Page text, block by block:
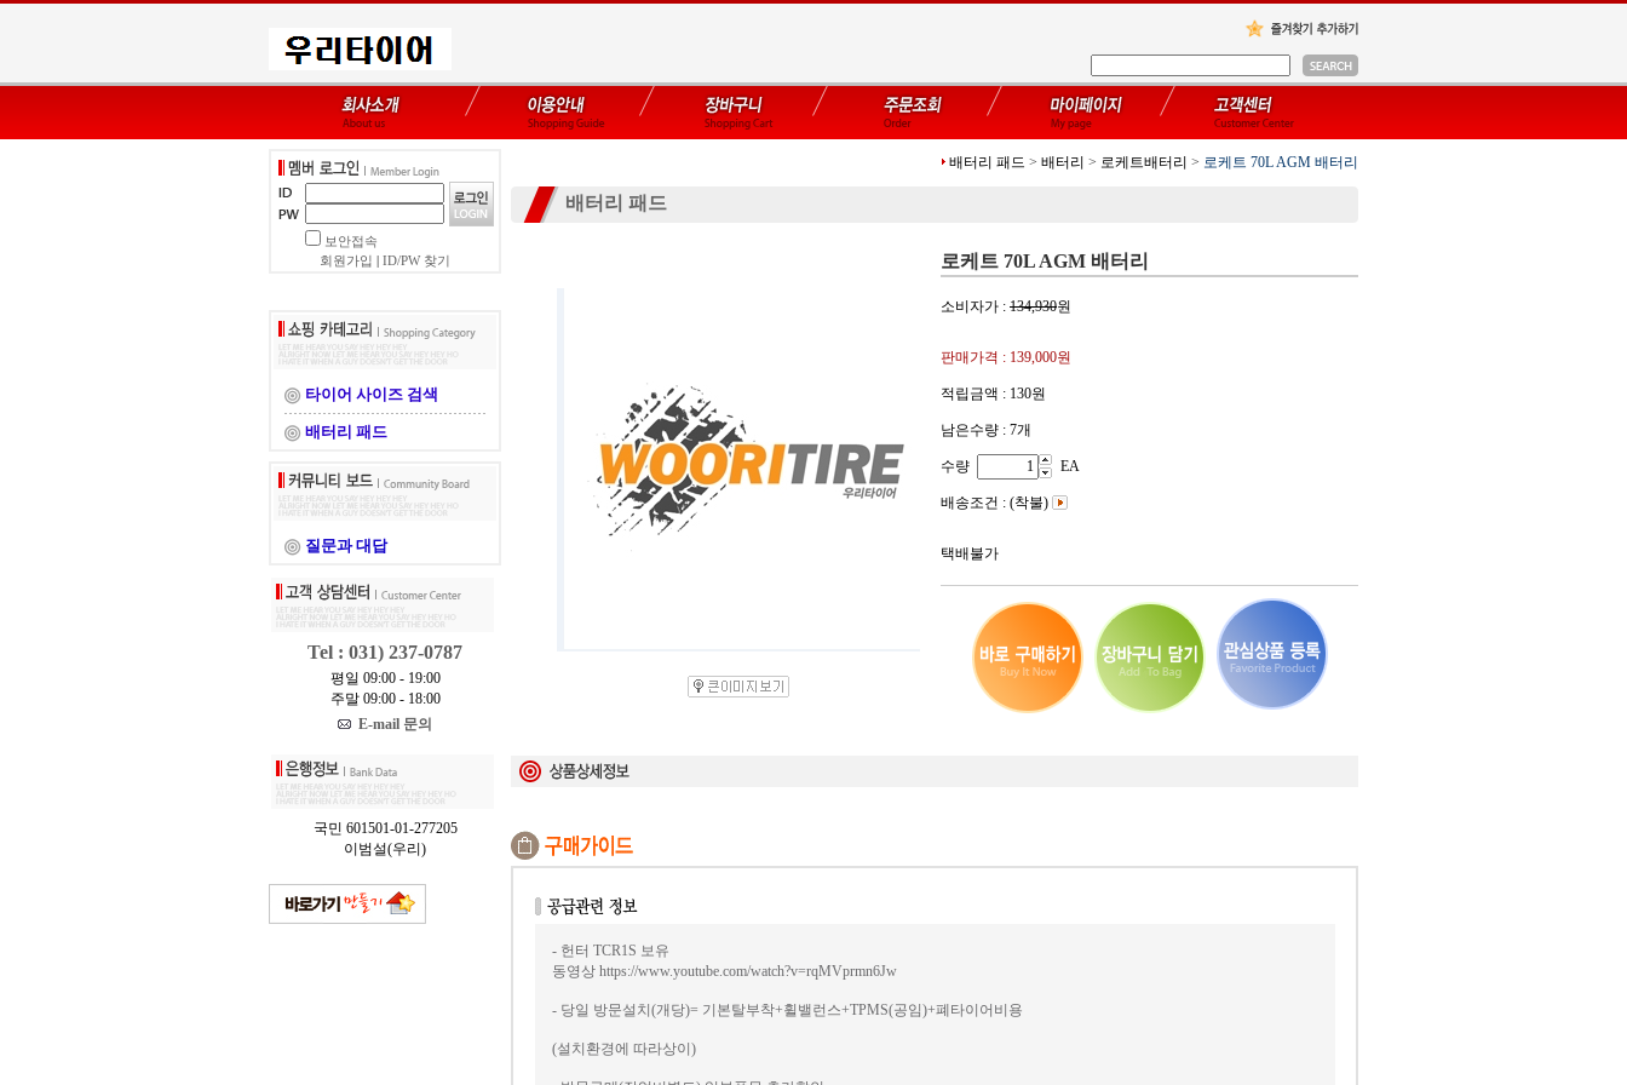
보안접속
회원가입
ID/PW 찾기
타이어 사이즈 검색
배터리 패드
질문과 대답
Tel : 031) 237-0787
평일 09:00 - 19:00
주말 09:00 - 18:00
E-mail 문의
국민 601501-01-277205
이범설(우리)
배터리 패드 > 배터리 > 로케트배터리 > 로케트 70L AGM 배터리
배터리 패드
로케트 70L AGM 배터리
소비자가 : 134,930원
판매가격 : 139,000원
적립금액 : 130원
남은수량 : 7개
수량 EA
배송조건 : (착불)
택배불가
- 헌터 TCR1S 보유
동영상 https://www.youtube.com/watch?v=rqMVprmn6Jw
- 당일 방문설치(개당)= 기본탈부착+휠밸런스+TPMS(공임)+폐타이어비용
(설치환경에 따라상이)